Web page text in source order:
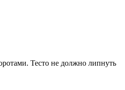
Тесто не должно липнуть